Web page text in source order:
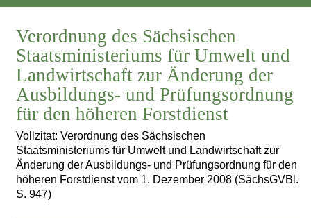
Verordnung des Sächsischen
Staatsministeriums für Umwelt und
Landwirtschaft zur Änderung der
Ausbildungs- und Prüfungsordnung
für den höheren Forstdienst
Vollzitat: Verordnung des Sächsischen
Staatsministeriums für Umwelt und Landwirtschaft zur
Änderung der Ausbildungs- und Prüfungsordnung für den
höheren Forstdienst vom 1. Dezember 2008 (SächsGVBl.
S. 947)